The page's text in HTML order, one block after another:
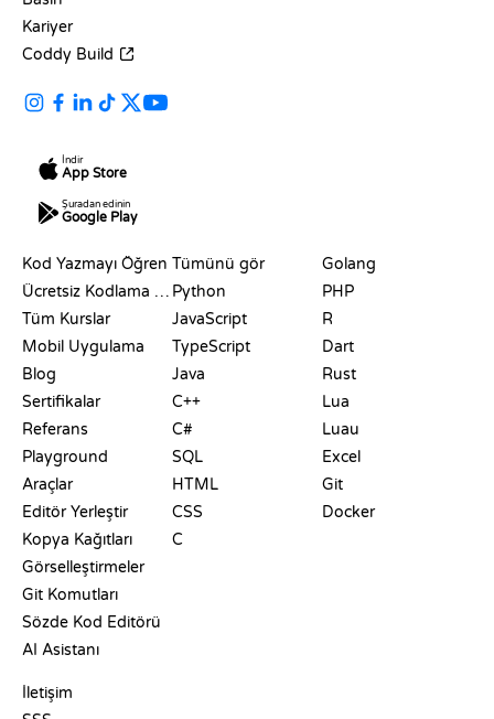
Kariyer
Coddy Build
İndir
App Store
Şuradan edinin
Google Play
Kod Yazmayı Öğren
Ücretsiz Kodlama Siteleri
Tüm Kurslar
Mobil Uygulama
Blog
Sertifikalar
Referans
Playground
Araçlar
Editör Yerleştir
Kopya Kağıtları
Görselleştirmeler
Git Komutları
Sözde Kod Editörü
AI Asistanı
İletişim
Tümünü gör
Python
JavaScript
TypeScript
Java
C++
C#
SQL
HTML
CSS
C
Golang
PHP
R
Dart
Rust
Lua
Luau
Excel
Git
Docker